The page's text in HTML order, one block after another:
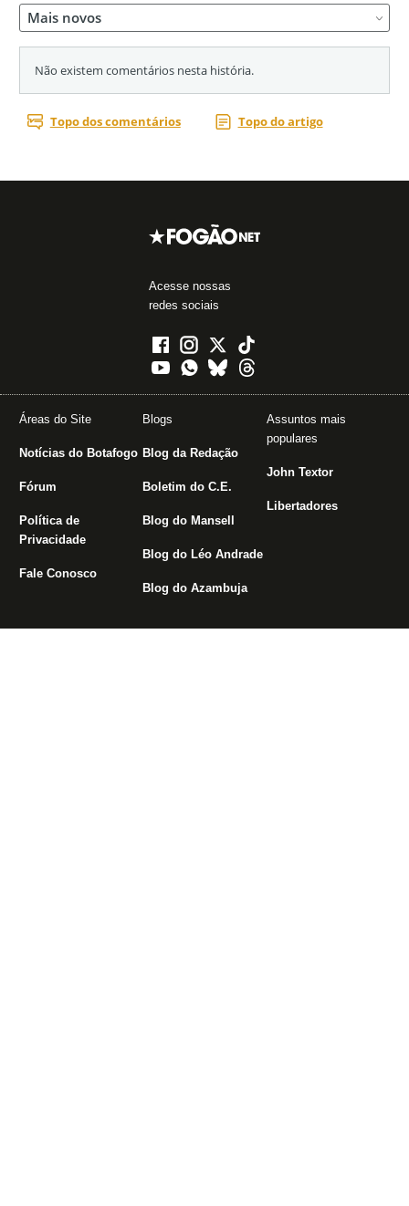
Acesse nossas
redes sociais
Áreas do Site
Notícias do Botafogo
Fórum
Política de
Privacidade
Fale Conosco
Blogs
Blog da Redação
Boletim do C.E.
Blog do Mansell
Blog do Léo Andrade
Blog do Azambuja
Assuntos mais
populares
John Textor
Libertadores